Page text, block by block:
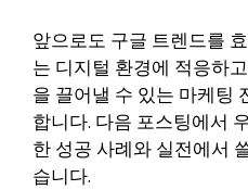
앞으로도 구글 트렌드를
는 디지털 환경에 적응하
을 끌어낼 수 있는 마케팅
합니다. 다음 포스팅에서
한 성공 사례와 실전에서
습니다.